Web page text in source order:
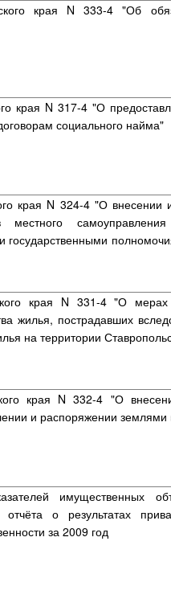
края N 333-4 "Об
края N 317-4 "О
социального найма"
края N 324-4 "О внесении
края N 331-4 "О
жилья, пострадавших
на территории
края N 332-4 "О
и распоряжении землями
имущественных
о результатах
за 2009 год